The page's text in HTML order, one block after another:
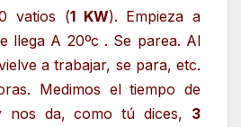
vatios (1 KW). Empieza a
llega A 20ºc . Se parea. Al
a trabajar, se para, etc.
Medimos el tiempo de
nos da, como tú dices, 3